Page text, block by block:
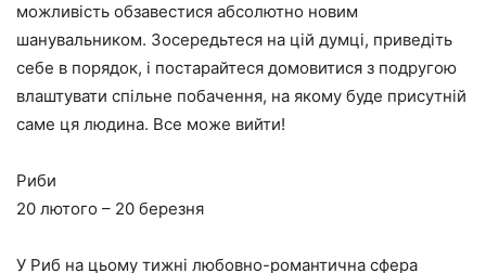
можливість обзавестися абсолютно новим
шанувальником. Зосередьтеся на цій думці, приведіть
себе в порядок, і постарайтеся домовитися з подругою
влаштувати спільне побачення, на якому буде присутній
саме ця людина. Все може вийти!
Риби
20 лютого – 20 березня
У Риб на цьому тижні любовно-романтична сфера